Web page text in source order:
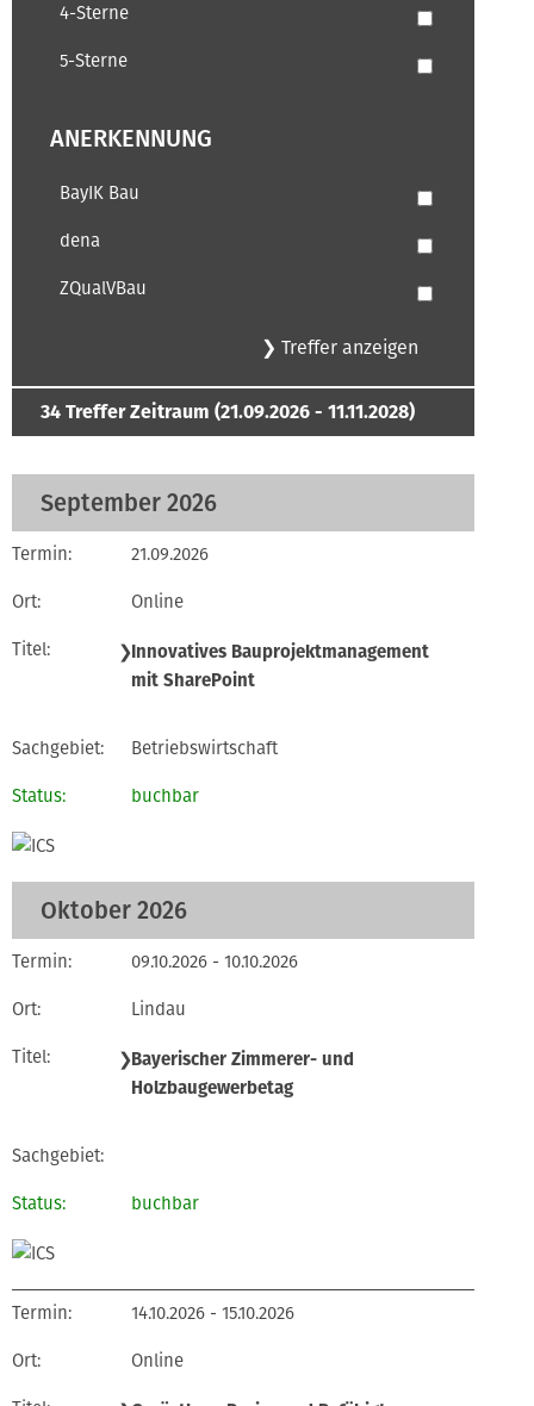
4-Sterne
5-Sterne
ANERKENNUNG
BayIK Bau
dena
ZQualVBau
34 Treffer Zeitraum (21.09.2026 - 11.11.2028)
September 2026
21.09.2026
Online
❯Innovatives Bauprojektmanagement
mit SharePoint
Betriebswirtschaft
buchbar
Oktober 2026
09.10.2026 - 10.10.2026
Lindau
❯Bayerischer Zimmerer- und
Holzbaugewerbetag
buchbar
14.10.2026 - 15.10.2026
Online